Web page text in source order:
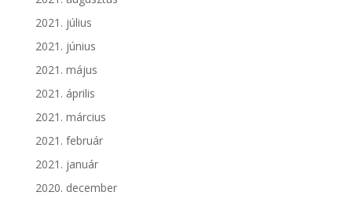
2021. július
2021. június
2021. május
2021. április
2021. március
2021. február
2021. január
2020. december